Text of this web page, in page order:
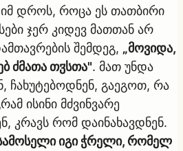
დროს, როცა ეს თათბირი
ჯერ კიდევ მათთან არ
შემდეგ, „მოვიდა,
ძმათა თჳსთა". მათ უნდა
ჩახუტებოდნენ, გაეგოთ, რა
ისინი მძვინვარე
კრავს რომ დაინახავდნენ.
სამოსელი იგი ჭრელი, რომელ